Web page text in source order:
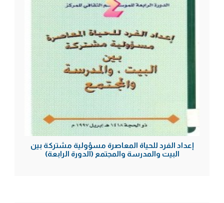
إعداد الفرد للحياة المعاصرة مسؤولية مشتركة بين
البيت والمدرسة والمجتمع (الدورة الرابعة)